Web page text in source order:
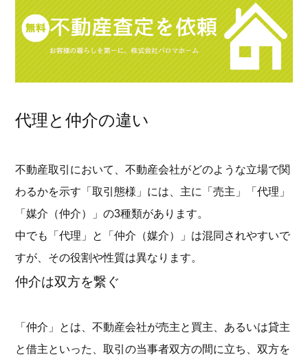
代理と仲介の違い
不動産取引において、不動産会社がどのような立場で関
わるかを示す「取引態様」には、主に「売主」「代理」
「媒介（仲介）」の3種類があります。
中でも「代理」と「仲介（媒介）」は混同されやすいで
すが、その役割や性質は異なります。
仲介は双方を繋ぐ
「仲介」とは、不動産会社が売主と買主、あるいは貸主
と借主といった、取引の当事者双方の間に立ち、双方を